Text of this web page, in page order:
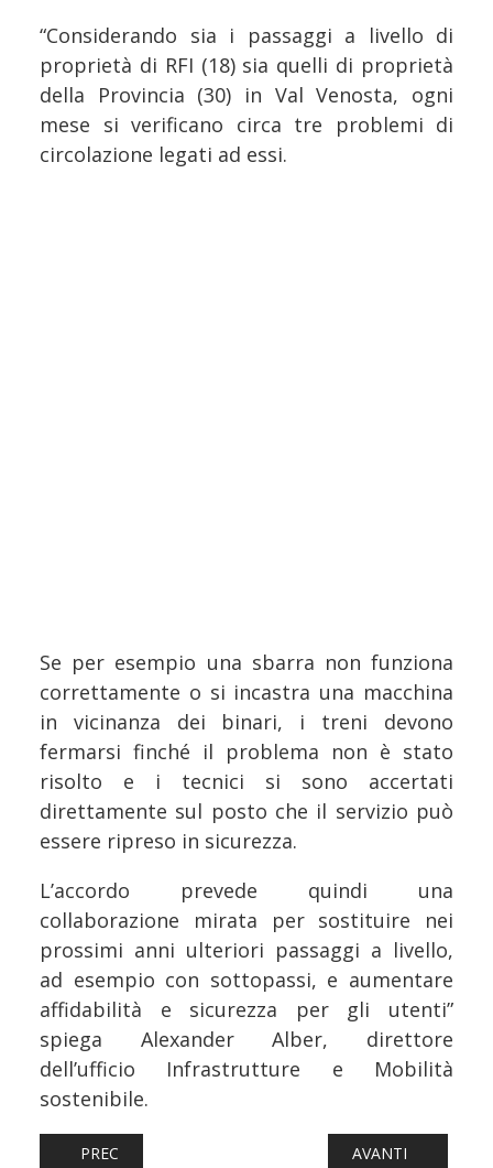
“Considerando sia i passaggi a livello di
proprietà di RFI (18) sia quelli di proprietà
della Provincia (30) in Val Venosta, ogni
mese si verificano circa tre problemi di
circolazione legati ad essi.
Se per esempio una sbarra non funziona
correttamente o si incastra una macchina
in vicinanza dei binari, i treni devono
fermarsi finché il problema non è stato
risolto e i tecnici si sono accertati
direttamente sul posto che il servizio può
essere ripreso in sicurezza.
L’accordo prevede quindi una
collaborazione mirata per sostituire nei
prossimi anni ulteriori passaggi a livello,
ad esempio con sottopassi, e aumentare
affidabilità e sicurezza per gli utenti”
spiega Alexander Alber, direttore
dell’ufficio Infrastrutture e Mobilità
sostenibile.
ARTICOLO PRECEDENTE: FERROVIE: DAL 15 DICEMBRE
PREC ARTICOLO
AVANTI